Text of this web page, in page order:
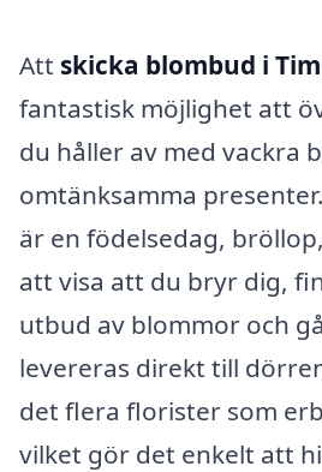
Att skicka blombud i
fantastisk möjlighet att
du håller av med vackra
omtänksamma
är en födelsedag,
att visa att du bryr dig,
utbud av blommor och
levereras direkt till
det flera florister som
vilket gör det enkelt att